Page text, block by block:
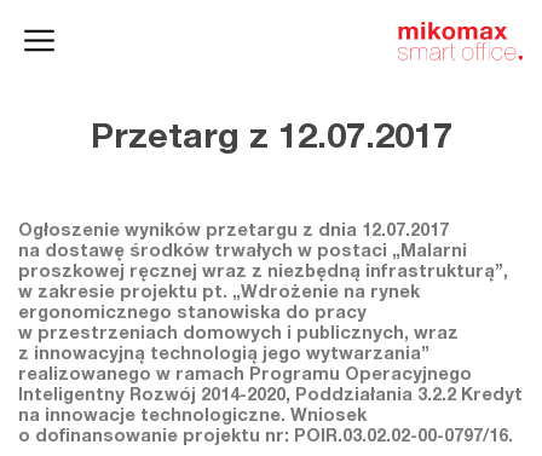
Przetarg z 12.07.2017
Ogłoszenie wyników przetargu z dnia 12.07.2017
na dostawę środków trwałych w postaci „Malarni
proszkowej ręcznej wraz z niezbędną infrastrukturą”,
w zakresie projektu pt. „Wdrożenie na rynek
ergonomicznego stanowiska do pracy
w przestrzeniach domowych i publicznych, wraz
z innowacyjną technologią jego wytwarzania”
realizowanego w ramach Programu Operacyjnego
Inteligentny Rozwój 2014-2020, Poddziałania 3.2.2 Kredyt
na innowacje technologiczne. Wniosek
o dofinansowanie projektu nr: POIR.03.02.02-00-0797/16.